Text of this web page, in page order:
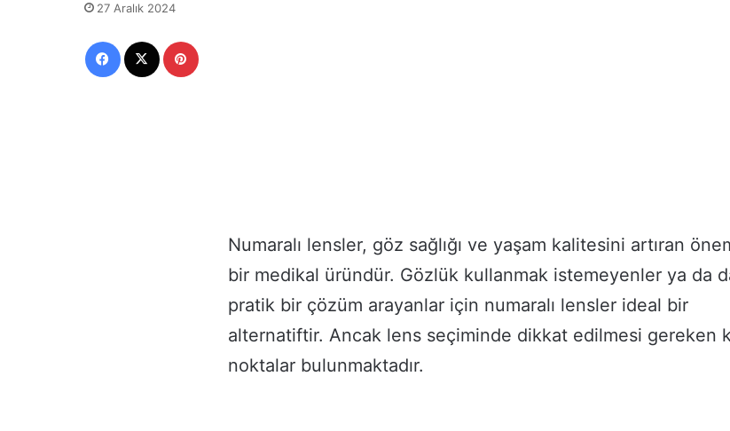
Numaralı lensler, göz sağlığı ve yaşam kalitesini artıran
bir medikal üründür. Gözlük kullanmak istemeyenler ya da
pratik bir çözüm arayanlar için numaralı lensler ideal bir
alternatiftir. Ancak lens seçiminde dikkat edilmesi gereken
noktalar bulunmaktadır.
27 Aralık 2024